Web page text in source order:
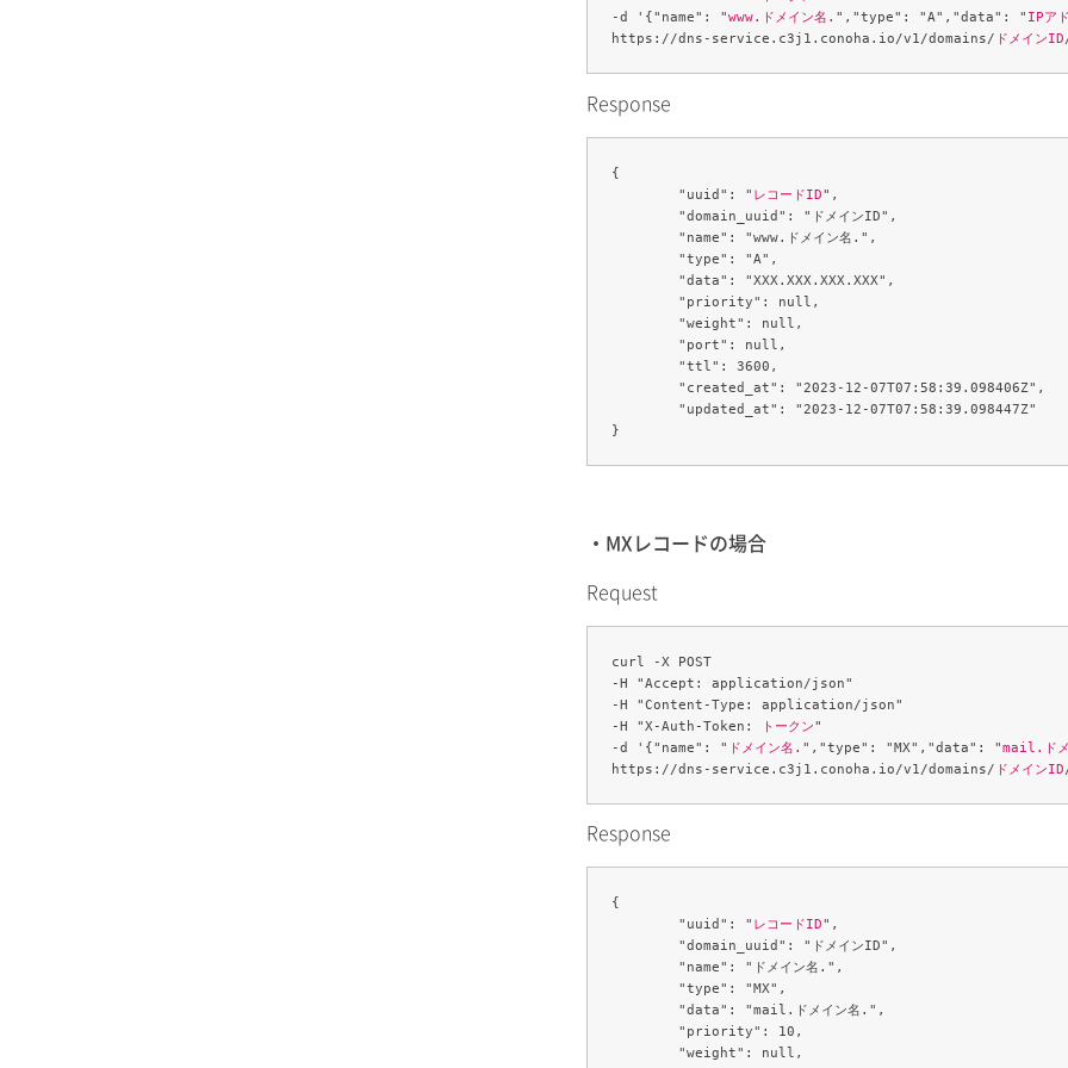
-d '{"name": "www.ドメイン名. ","type": "A","data": " IPア
https://dns-service.c3j1.conoha.io/v1/domains/ ドメインID
Response
{
	"uuid": "
レコードID",
・MXレコードの場合
Request
curl -X POST
-H "Accept: application/json"
-H "Content-Type: application/json"
-H "X-Auth-Token:
トークン"
-d '{"name": " ドメイン名. ","type": "MX","data": "mail.ド
https://dns-service.c3j1.conoha.io/v1/domains/ ドメインID
Response
{
	"uuid": "
レコードID",